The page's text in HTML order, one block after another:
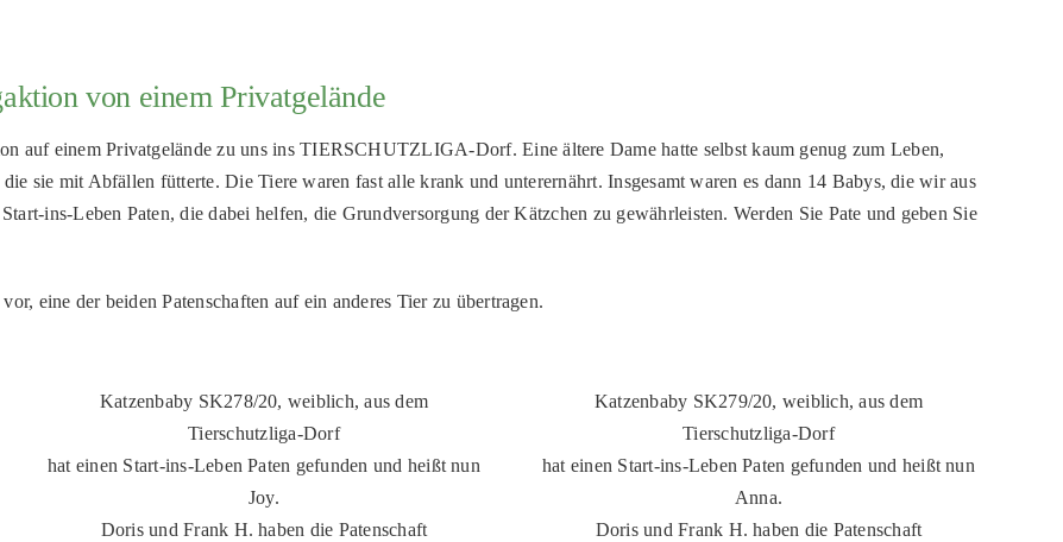
von einem Privatgelände
auf einem Privatgelände zu uns ins TIERSCHUTZLIGA-Dorf. Eine ältere Dame hatte selbst kaum genug zum Leben,
sie mit Abfällen fütterte. Die Tiere waren fast alle krank und unterernährt. Insgesamt waren es dann 14 Babys, die wir aus
ins-Leben Paten, die dabei helfen, die Grundversorgung der Kätzchen zu gewährleisten. Werden Sie Pate und geben Sie
eine der beiden Patenschaften auf ein anderes Tier zu übertragen.
Katzenbaby SK278/20, weiblich, aus dem
Tierschutzliga-Dorf
hat einen Start-ins-Leben Paten gefunden und heißt nun
Joy.
Doris und Frank H. haben die Patenschaft
Katzenbaby SK279/20, weiblich, aus dem
Tierschutzliga-Dorf
hat einen Start-ins-Leben Paten gefunden und heißt nun
Anna.
Doris und Frank H. haben die Patenschaft